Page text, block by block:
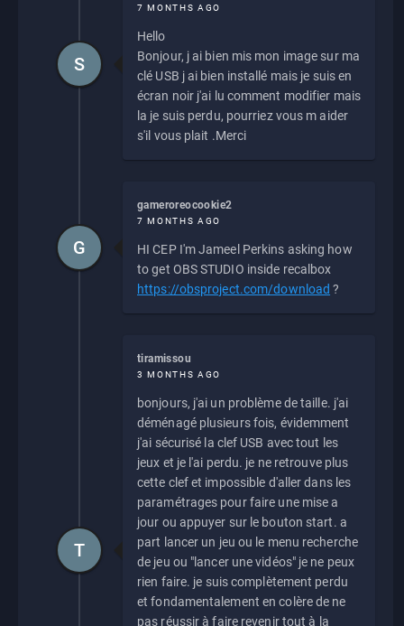
7 MONTHS AGO
Hello
Bonjour, j ai bien mis mon image sur ma
clé USB j ai bien installé mais je suis en
écran noir j'ai lu comment modifier mais
la je suis perdu, pourriez vous m aider
s'il vous plait .Merci
S
gameroreocookie2
7 MONTHS AGO
HI CEP I'm Jameel Perkins asking how
to get OBS STUDIO inside recalbox
https://obsproject.com/download ?
G
tiramissou
3 MONTHS AGO
bonjours, j'ai un problème de taille. j'ai
déménagé plusieurs fois, évidemment
j'ai sécurisé la clef USB avec tout les
jeux et je l'ai perdu. je ne retrouve plus
cette clef et impossible d'aller dans les
paramétrages pour faire une mise a
jour ou appuyer sur le bouton start. a
part lancer un jeu ou le menu recherche
de jeu ou "lancer une vidéos" je ne peux
rien faire. je suis complètement perdu
et fondamentalement en colère de ne
pas réussir à faire revenir tout à la
T